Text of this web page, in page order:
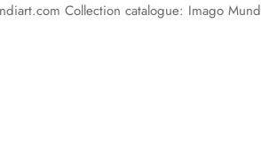
Collection catalogue: Imago